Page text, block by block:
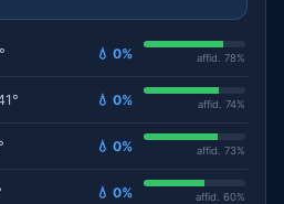
💧 0% affid. 78%
💧 0% affid. 74%
💧 0% affid. 73%
💧 0% affid. 60%